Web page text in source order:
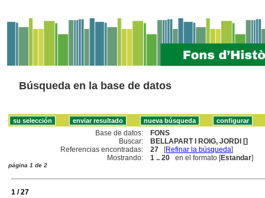
Búsqueda en la base de datos
Base de datos:
FONS
Buscar:
BELLAPART I ROIG, JORDI []
Referencias encontradas:
27 [Refinar la búsqueda]
Mostrando:
1 .. 20 en el formato [Estandar]
página 1 de 2
1 / 27